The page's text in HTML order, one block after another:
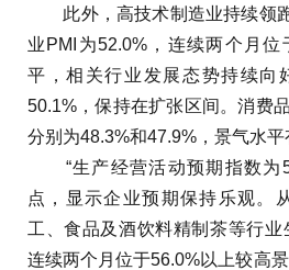
此外，高技术制造业持续领
业PMI为52.0%，连续两个月位
平，相关行业发展态势持续向
50.1%，保持在扩张区间。消费
分别为48.3%和47.9%，景气水平
“生产经营活动预期指数为
点，显示企业预期保持乐观。
工、食品及酒饮料精制茶等行
连续两个月位于56.0%以上较高